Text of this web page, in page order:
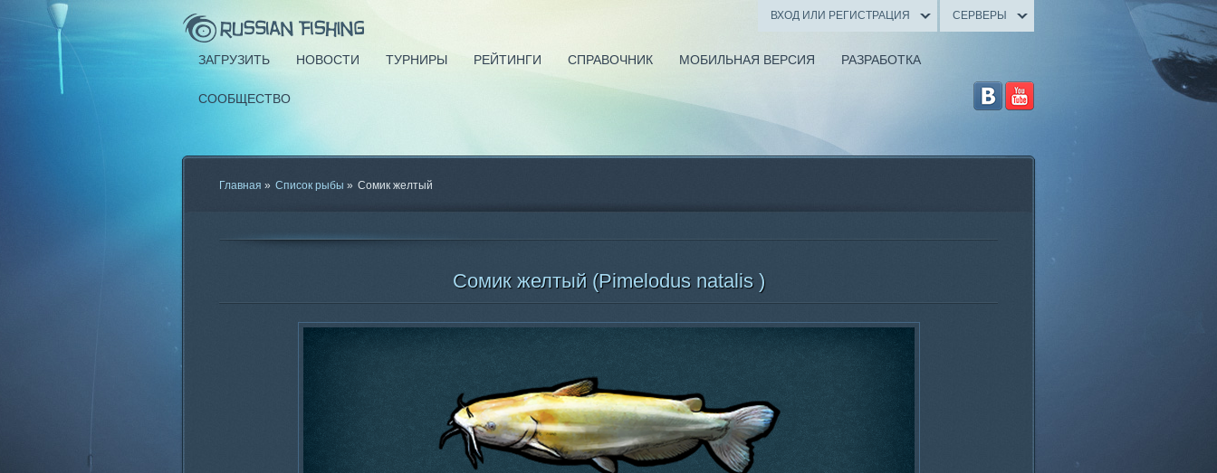
СЕРВЕРЫ
ВХОД ИЛИ РЕГИСТРАЦИЯ
ЗАГРУЗИТЬ НОВОСТИ ТУРНИРЫ РЕЙТИНГИ СПРАВОЧНИК МОБИЛЬНАЯ ВЕРСИЯ РАЗРАБОТКА
СООБЩЕСТВО
Главная » Список рыбы » Сомик желтый
Сомик желтый (Pimelodus natalis )